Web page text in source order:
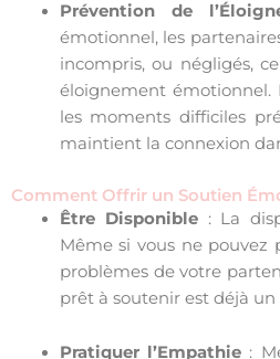
Prévention de
émotionnel, les
incompris, ou négligés,
éloignement émotionnel.
les moments difficiles
maintient la connexion
Comment Offrir un Soutien
Être Disponible: La
Même si vous ne pouvez
problèmes de votre
prêt à soutenir est déjà
Pratiquer l’Empathie :